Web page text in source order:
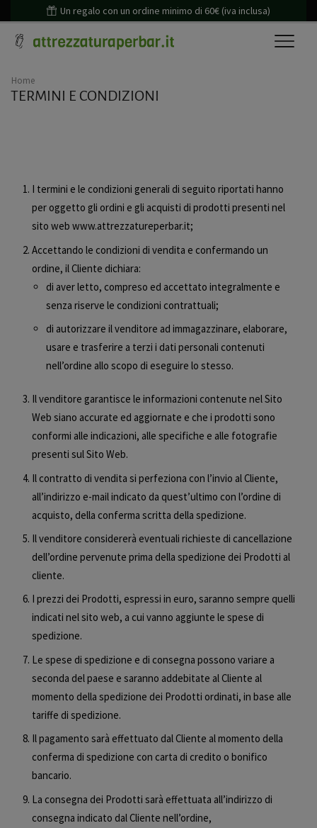
Un regalo con un ordine minimo di 60€ (iva inclusa)
Home
TERMINI E CONDIZIONI
I termini e le condizioni generali di seguito riportati hanno
per oggetto gli ordini e gli acquisti di prodotti presenti nel
sito web www.attrezzatureperbar.it;
Accettando le condizioni di vendita e confermando un
ordine, il Cliente dichiara:
di aver letto, compreso ed accettato integralmente e
senza riserve le condizioni contrattuali;
di autorizzare il venditore ad immagazzinare, elaborare,
usare e trasferire a terzi i dati personali contenuti
nell’ordine allo scopo di eseguire lo stesso.
Il venditore garantisce le informazioni contenute nel Sito
Web siano accurate ed aggiornate e che i prodotti sono
conformi alle indicazioni, alle specifiche e alle fotografie
presenti sul Sito Web.
Il contratto di vendita si perfeziona con l’invio al Cliente,
all’indirizzo e-mail indicato da quest’ultimo con l’ordine di
acquisto, della conferma scritta della spedizione.
Il venditore considererà eventuali richieste di cancellazione
dell’ordine pervenute prima della spedizione dei Prodotti al
cliente.
I prezzi dei Prodotti, espressi in euro, saranno sempre quelli
indicati nel sito web, a cui vanno aggiunte le spese di
spedizione.
Le spese di spedizione e di consegna possono variare a
seconda del paese e saranno addebitate al Cliente al
momento della spedizione dei Prodotti ordinati, in base alle
tariffe di spedizione.
Il pagamento sarà effettuato dal Cliente al momento della
conferma di spedizione con carta di credito o bonifico
bancario.
La consegna dei Prodotti sarà effettuata all’indirizzo di
consegna indicato dal Cliente nell’ordine,